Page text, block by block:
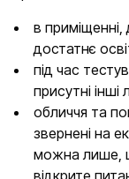
в
достатнє
під час
присутні
обличчя та
звернені на
можна лише,
відкрите